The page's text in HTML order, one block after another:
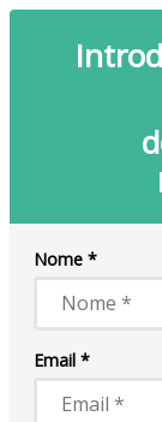
Nome *
Email *